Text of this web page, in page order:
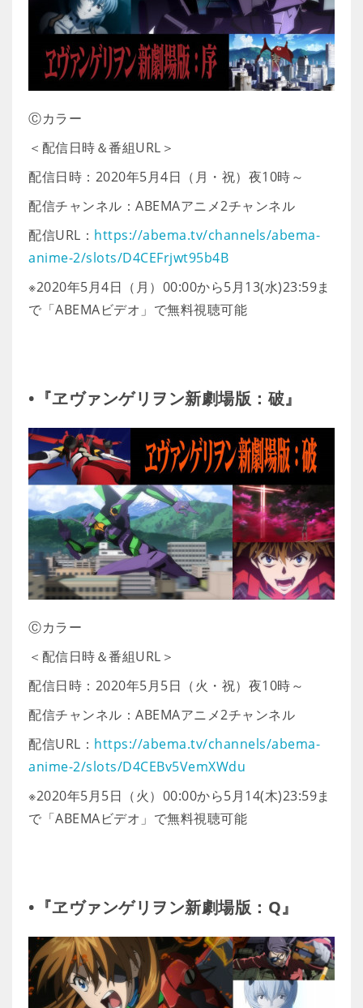
Ⓒカラー
＜配信日時＆番組URL＞
配信日時：2020年5月4日（月・祝）夜10時～
配信チャンネル：ABEMAアニメ2チャンネル
配信URL： https://abema.tv/channels/abema-
anime-2/slots/D4CEFrjwt95b4B
※2020年5月4日（月）00:00から5月13(水)23:59ま
で「ABEMAビデオ」で無料視聴可能
•『ヱヴァンゲリヲン新劇場版：破』
Ⓒカラー
＜配信日時＆番組URL＞
配信日時：2020年5月5日（火・祝）夜10時～
配信チャンネル：ABEMAアニメ2チャンネル
配信URL： https://abema.tv/channels/abema-
anime-2/slots/D4CEBv5VemXWdu
※2020年5月5日（火）00:00から5月14(木)23:59ま
で「ABEMAビデオ」で無料視聴可能
•『ヱヴァンゲリヲン新劇場版：Q』